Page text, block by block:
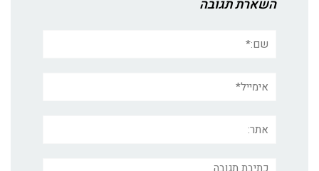
השארת תגובה
תגובה